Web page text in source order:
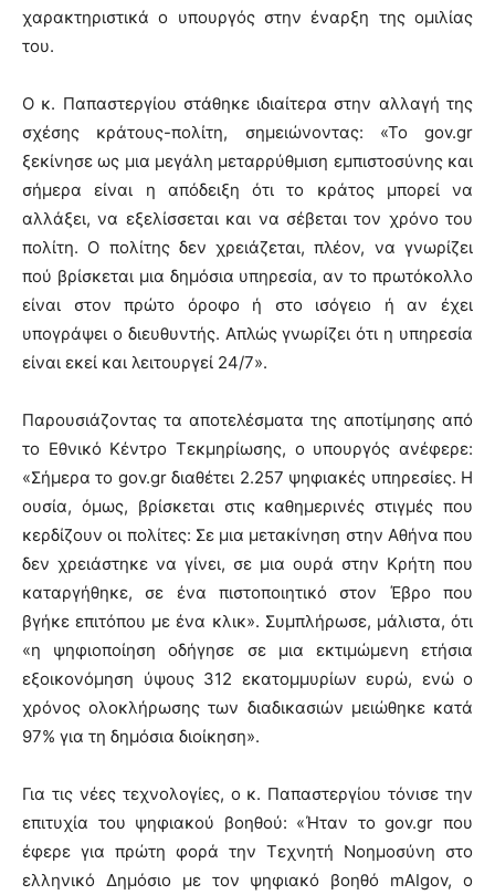
χαρακτηριστικά ο υπουργός στην έναρξη της ομιλίας
του.
Ο κ. Παπαστεργίου στάθηκε ιδιαίτερα στην αλλαγή της
σχέσης κράτους-πολίτη, σημειώνοντας: «Το gov.gr
ξεκίνησε ως μια μεγάλη μεταρρύθμιση εμπιστοσύνης και
σήμερα είναι η απόδειξη ότι το κράτος μπορεί να
αλλάξει, να εξελίσσεται και να σέβεται τον χρόνο του
πολίτη. Ο πολίτης δεν χρειάζεται, πλέον, να γνωρίζει
πού βρίσκεται μια δημόσια υπηρεσία, αν το πρωτόκολλο
είναι στον πρώτο όροφο ή στο ισόγειο ή αν έχει
υπογράψει ο διευθυντής. Απλώς γνωρίζει ότι η υπηρεσία
είναι εκεί και λειτουργεί 24/7».
Παρουσιάζοντας τα αποτελέσματα της αποτίμησης από
το Εθνικό Κέντρο Τεκμηρίωσης, ο υπουργός ανέφερε:
«Σήμερα το gov.gr διαθέτει 2.257 ψηφιακές υπηρεσίες. Η
ουσία, όμως, βρίσκεται στις καθημερινές στιγμές που
κερδίζουν οι πολίτες: Σε μια μετακίνηση στην Αθήνα που
δεν χρειάστηκε να γίνει, σε μια ουρά στην Κρήτη που
καταργήθηκε, σε ένα πιστοποιητικό στον Έβρο που
βγήκε επιτόπου με ένα κλικ». Συμπλήρωσε, μάλιστα, ότι
«η ψηφιοποίηση οδήγησε σε μια εκτιμώμενη ετήσια
εξοικονόμηση ύψους 312 εκατομμυρίων ευρώ, ενώ ο
χρόνος ολοκλήρωσης των διαδικασιών μειώθηκε κατά
97% για τη δημόσια διοίκηση».
Για τις νέες τεχνολογίες, ο κ. Παπαστεργίου τόνισε την
επιτυχία του ψηφιακού βοηθού: «Ήταν το gov.gr που
έφερε για πρώτη φορά την Τεχνητή Νοημοσύνη στο
ελληνικό Δημόσιο με τον ψηφιακό βοηθό mAIgov, ο